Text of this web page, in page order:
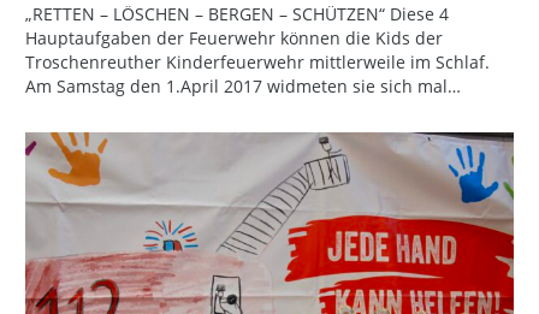
„RETTEN – LÖSCHEN – BERGEN – SCHÜTZEN“ Diese 4
Hauptaufgaben der Feuerwehr können die Kids der
Troschenreuther Kinderfeuerwehr mittlerweile im Schlaf.
Am Samstag den 1.April 2017 widmeten sie sich mal…